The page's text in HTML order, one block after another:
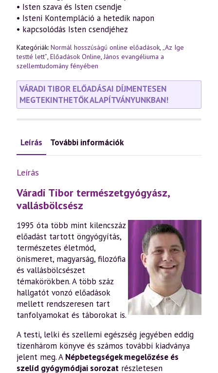
• Isten szava és Isten csendje
• Isteni Kontempláció a hetedik napon
• kapcsolódás Isten csendjéhez
Kategóriák: Normál hosszúságú online előadások, „Az Ige
testté lett”, Előadások Online, János evangéliuma a
szellemtudomány fényében
VÁRADI TIBOR ELŐADÁSAI DÍJMENTESEN
MEGTEKINTHETŐK ALAPÍTVÁNYUNKBAN!
Leírás További információk
Leírás
Váradi Tibor természetgyógyász,
vallásbölcsész
1995 óta több mint kilencszáz
előadást tartott öngyógyítás,
természetes életmód,
önismeret, magyarság, filozófia
és vallásbölcsészet
témakörökben. A több száz
hallgatót vonzó előadások
mellett rendszeresen tart
tanfolyamokat és táborokat is.
A testi, lelki és szellemi egészség jegyében eddig
tizenhárom könyve és számos további kiadványa
jelent meg. A Népbetegségek megelőzése és
szelíd gyógymódjai sorozat részletesen